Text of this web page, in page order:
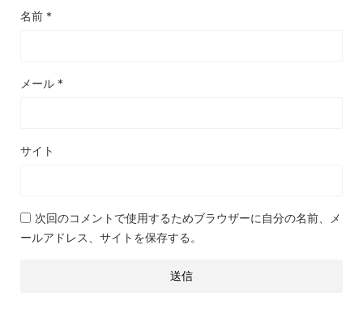
名前 *
メール *
サイト
次回のコメントで使用するためブラウザーに自分の名前、メ
ールアドレス、サイトを保存する。